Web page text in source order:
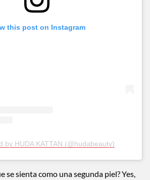
this post on Instagram
by HUDA KATTAN (@hudabeauty)
se sienta como una segunda piel? Yes,